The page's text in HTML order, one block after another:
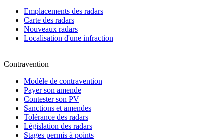
Emplacements des radars
Carte des radars
Nouveaux radars
Localisation d'une infraction
Contravention
Modèle de contravention
Payer son amende
Contester son PV
Sanctions et amendes
Tolérance des radars
Législation des radars
Stages permis à points